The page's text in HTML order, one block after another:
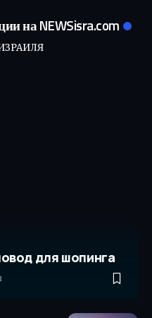
на NEWSisra.com
для шопинга